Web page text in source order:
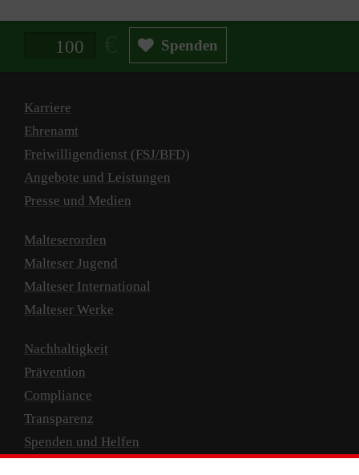
Spendenbetrag in Euro Spenden
Karriere
Ehrenamt
Freiwilligendienst (FSJ/BFD)
Angebote und Leistungen
Presse und Medien
Malteserorden
Malteser Jugend
Malteser International
Malteser Werke
Nachhaltigkeit
Prävention
Compliance
Transparenz
Spenden und Helfen